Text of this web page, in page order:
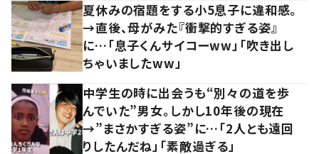
夏休みの宿題をする小5息子に違和感。
→直後、母がみた『衝撃的すぎる姿』
に…「息子くんサイコーww」「吹き出し
ちゃいましたww」
中学生の時に出会うも“別々の道を歩
んでいた”男女。しかし10年後の現在
→”まさかすぎる姿”に…「2人とも遠回
りしたんだね」「素敵過ぎる」